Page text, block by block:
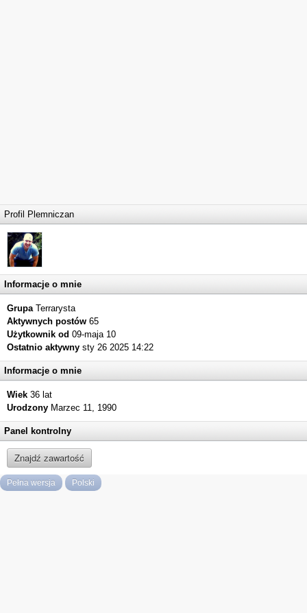
Profil Plemniczan
Informacje o mnie
GrupaTerrarysta
Aktywnych postów 65
Użytkownik od 09-maja 10
Ostatnio aktywny sty 26 2025 14:22
Informacje o mnie
Wiek 36 lat
Urodzony Marzec 11, 1990
Panel kontrolny
Znajdź zawartość
Pełna wersja Polski